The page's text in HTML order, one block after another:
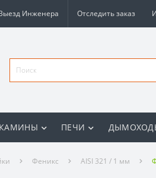
Инженера Отследить заказ
КАМИНЫ ПЕЧИ
Феникс AISI 321 / 1 мм